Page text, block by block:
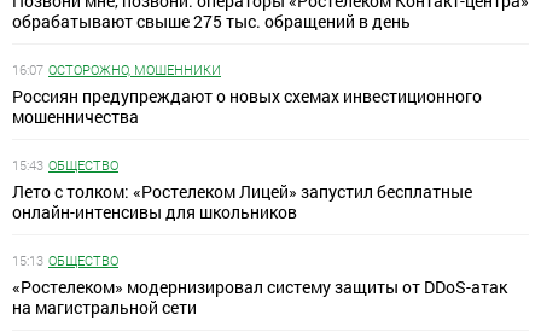
обрабатывают свыше 275 тыс. обращений в день
16:07 ОСТОРОЖНО, МОШЕННИКИ
Россиян предупреждают о новых схемах инвестиционного
мошенничества
15:43 ОБЩЕСТВО
Лето с толком: «Ростелеком Лицей» запустил бесплатные
онлайн-интенсивы для школьников
15:13 ОБЩЕСТВО
«Ростелеком» модернизировал систему защиты от DDoS-атак
на магистральной сети